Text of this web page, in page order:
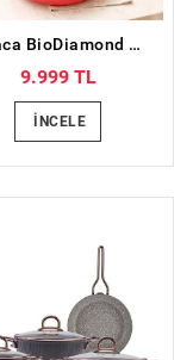
Karaca BioDiamond Pro İndüksiyon Tabanlı Japanese Red 7 Parça Tencere Seti
9.999 TL
İNCELE